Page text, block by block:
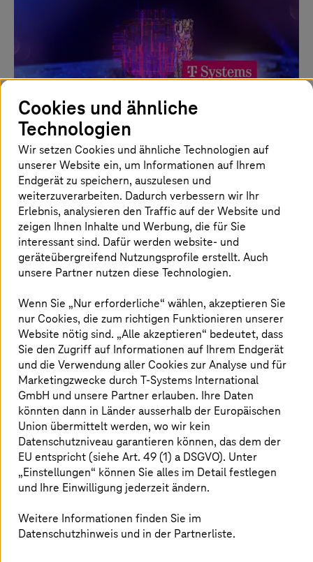
11. Dezember 2023 |Cloud Services
Quantencomputing für alle
T-SystemsKunden erhalten Zugang zu fertigen Quanten-
Applikationen auf der europäischen PlanQK-Plattform.
Cookies und ähnliche
Technologien
Wir setzen Cookies und ähnliche Technologien auf
unserer Website ein, um Informationen auf Ihrem
Endgerät zu speichern, auszulesen und
weiterzuverarbeiten. Dadurch verbessern wir Ihr
Erlebnis, analysieren den Traffic auf der Website und
zeigen Ihnen Inhalte und Werbung, die für Sie
interessant sind. Dafür werden website- und
geräteübergreifend Nutzungsprofile erstellt. Auch
unsere Partner nutzen diese Technologien.
Wenn Sie „Nur erforderliche“ wählen, akzeptieren Sie
nur Cookies, die zum richtigen Funktionieren unserer
Website nötig sind. „Alle akzeptieren“ bedeutet, dass
Sie den Zugriff auf Informationen auf Ihrem Endgerät
und die Verwendung aller Cookies zur Analyse und für
Marketingzwecke durchT-Systems International
GmbH und unsere Partner erlauben. Ihre Daten
könnten dann in Länder ausserhalb der Europäischen
Union übermittelt werden, wo wir kein
Datenschutzniveau garantieren können, das dem der
EU entspricht (siehe Art. 49 (1) a DSGVO). Unter
„Einstellungen“ können Sie alles im Detail festlegen
und Ihre Einwilligung jederzeit ändern.
Weitere Informationen finden Sie im
Datenschutzhinweis und in der Partnerliste.